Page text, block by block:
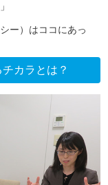
ー）はココにあっ
カラとは？